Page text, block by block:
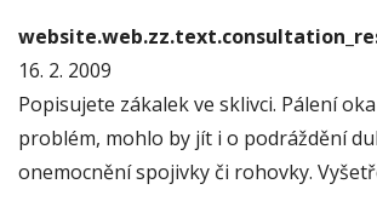
16. 2. 2009
Popisujete zákalek ve sklivci. Pálení
problém, mohlo by jít i o podráždění
onemocnění spojivky či rohovky.